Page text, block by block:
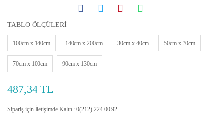
TABLO ÖLÇÜLERİ
100cm x 140cm 140cm x 200cm 30cm x 40cm 50cm x 70cm
70cm x 100cm 90cm x 130cm
487,34 TL
Sipariş için İletişimde Kalın : 0(212) 224 00 92